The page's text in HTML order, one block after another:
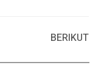
BERIKUT